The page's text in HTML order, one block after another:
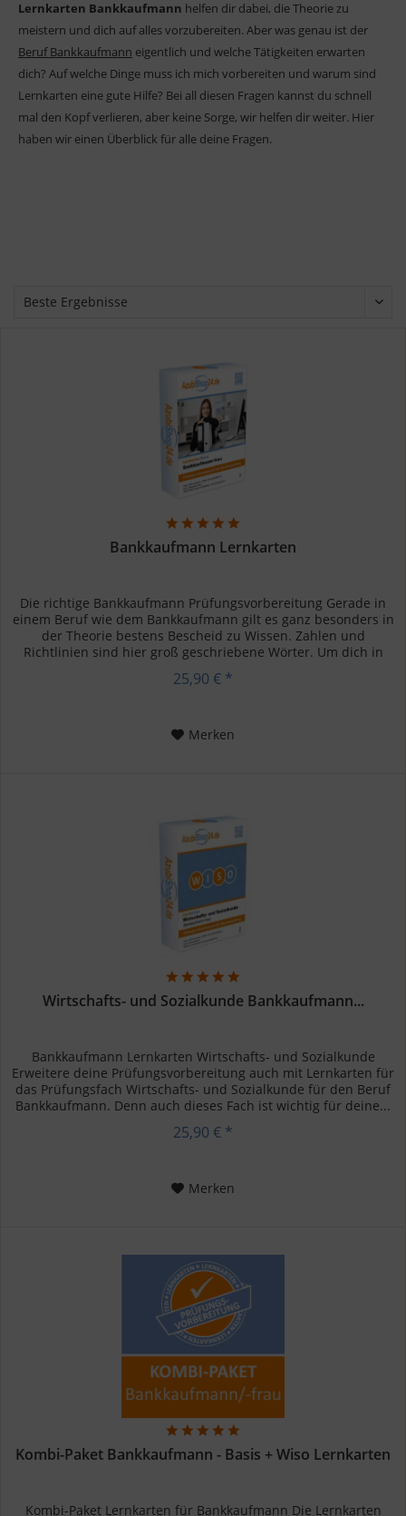
Lernkarten Bankkaufmann helfen dir dabei, die Theorie zu
meistern und dich auf alles vorzubereiten. Aber was genau ist der
Beruf Bankkaufmann eigentlich und welche Tätigkeiten erwarten
dich? Auf welche Dinge muss ich mich vorbereiten und warum sind
Lernkarten eine gute Hilfe? Bei all diesen Fragen kannst du schnell
mal den Kopf verlieren, aber keine Sorge, wir helfen dir weiter. Hier
haben wir einen Überblick für alle deine Fragen.
Bankkaufmann Lernkarten
Die richtige Bankkaufmann Prüfungsvorbereitung Gerade in
einem Beruf wie dem Bankkaufmann gilt es ganz besonders in
der Theorie bestens Bescheid zu Wissen. Zahlen und
Richtlinien sind hier groß geschriebene Wörter. Um dich in
25,90 € *
Merken
Wirtschafts- und Sozialkunde Bankkaufmann...
Bankkaufmann Lernkarten Wirtschafts- und Sozialkunde
Erweitere deine Prüfungsvorbereitung auch mit Lernkarten für
das Prüfungsfach Wirtschafts- und Sozialkunde für den Beruf
Bankkaufmann. Denn auch dieses Fach ist wichtig für deine...
25,90 € *
Merken
Kombi-Paket Bankkaufmann - Basis + Wiso Lernkarten
Kombi-Paket Lernkarten für Bankkaufmann Die Lernkarten